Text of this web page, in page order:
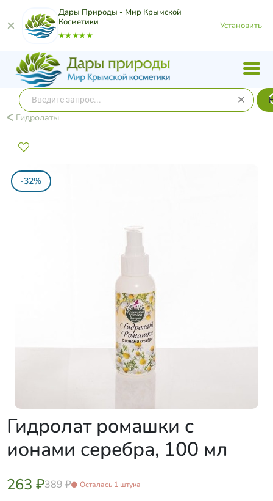
Дары Природы - Мир Крымской
Косметики
Установить
Гидролаты
-32%
Гидролат ромашки с
ионами серебра, 100 мл
263 ₽389 ₽ Осталась 1 штука